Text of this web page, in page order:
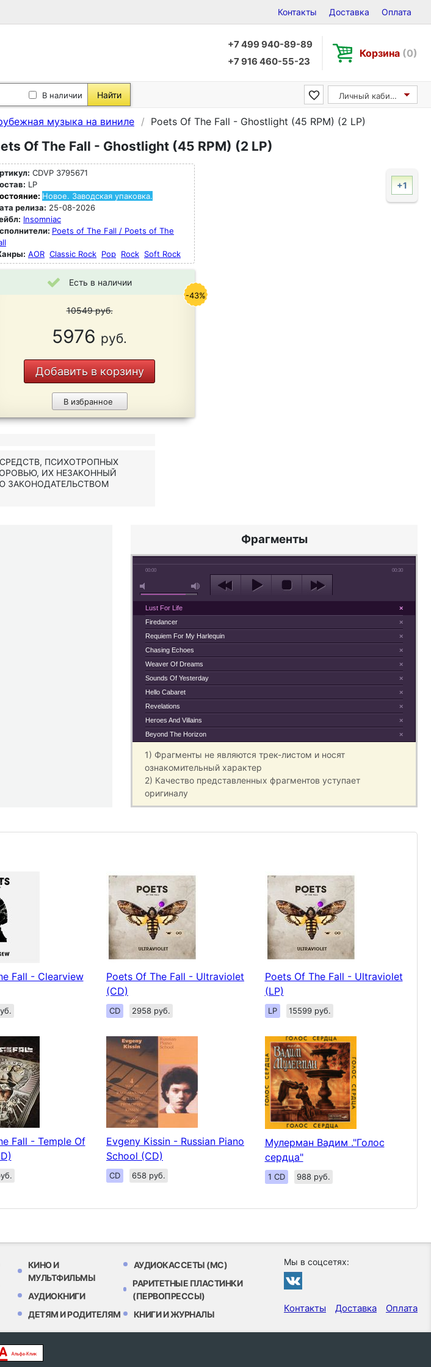
Контакты Доставка Оплата
+7 499 940-89-89
+7 916 460-55-23
Корзина (0)
В наличии Найти Личный кабинет
музыка на виниле Poets Of The Fall - Ghostlight (45 RPM) (2 LP)
Of The Fall - Ghostlight (45 RPM) (2 LP)
CDVP 3795671
LP
Новое. Заводская упаковка.
релиза: 25-08-2026
Insomniac
Poets of The Fall / Poets of The
AOR Classic Rock Pop Rock Soft Rock
Есть в наличии
10549руб.
5976 руб.
Добавить в корзину
В избранное
-43%
+1
ПСИХОТРОПНЫХ
ИХ НЕЗАКОННЫЙ
ЗАКОНОДАТЕЛЬСТВОМ
Фрагменты
00:00 00:30
×
Lust For Life
×
Firedancer
×
Requiem For My Harlequin
×
Chasing Echoes
×
Weaver Of Dreams
×
Sounds Of Yesterday
×
Hello Cabaret
×
Revelations
×
Heroes And Villains
×
Beyond The Horizon
1) Фрагменты не являются трек-листом и носят
ознакомительный характер
2) Качество представленных фрагментов уступает
оригиналу
Fall - Clearview
Poets Of The Fall - Ultraviolet
(CD)
CD 2958 руб.
Poets Of The Fall - Ultraviolet
(LP)
LP 15599 руб.
Fall - Temple Of
Evgeny Kissin - Russian Piano
School (CD)
CD 658 руб.
Мулерман Вадим ."Голос
сердца"
1 CD 988 руб.
КИНО И
МУЛЬТФИЛЬМЫ
АУДИОКНИГИ
ДЕТЯМ И РОДИТЕЛЯМ
АУДИОКАССЕТЫ (MC)
РАРИТЕТНЫЕ ПЛАСТИНКИ
(ПЕРВОПРЕССЫ)
КНИГИ И ЖУРНАЛЫ
Мы в соцсетях:
Контакты Доставка Оплата